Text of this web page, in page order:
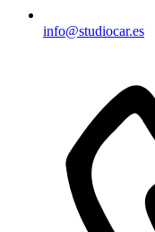
info@studiocar.es